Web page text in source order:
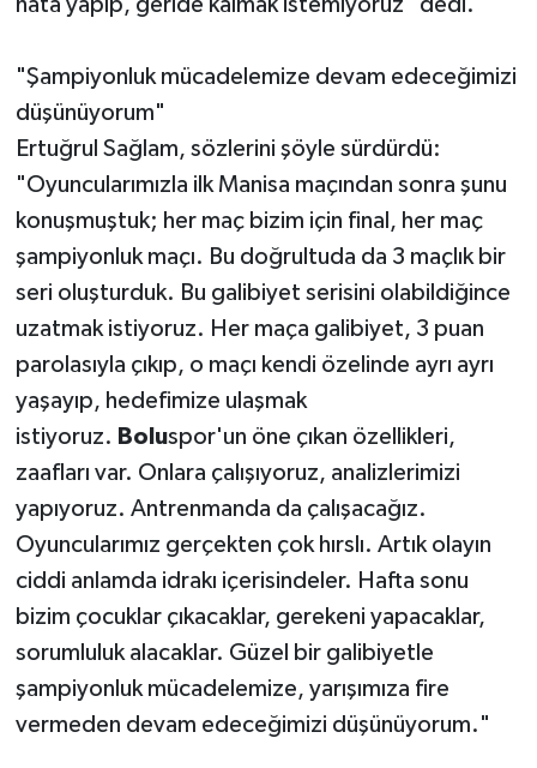
"Şampiyonluk mücadelemize devam edeceğimizi
düşünüyorum"
Ertuğrul Sağlam, sözlerini şöyle sürdürdü:
"Oyuncularımızla ilk Manisa maçından sonra şunu
konuşmuştuk; her maç bizim için final, her maç
şampiyonluk maçı. Bu doğrultuda da 3 maçlık bir
seri oluşturduk. Bu galibiyet serisini olabildiğince
uzatmak istiyoruz. Her maça galibiyet, 3 puan
parolasıyla çıkıp, o maçı kendi özelinde ayrı ayrı
yaşayıp, hedefimize ulaşmak
istiyoruz. Boluspor'un öne çıkan özellikleri,
zaafları var. Onlara çalışıyoruz, analizlerimizi
yapıyoruz. Antrenmanda da çalışacağız.
Oyuncularımız gerçekten çok hırslı. Artık olayın
ciddi anlamda idrakı içerisindeler. Hafta sonu
bizim çocuklar çıkacaklar, gerekeni yapacaklar,
sorumluluk alacaklar. Güzel bir galibiyetle
şampiyonluk mücadelemize, yarışımıza fire
vermeden devam edeceğimizi düşünüyorum."